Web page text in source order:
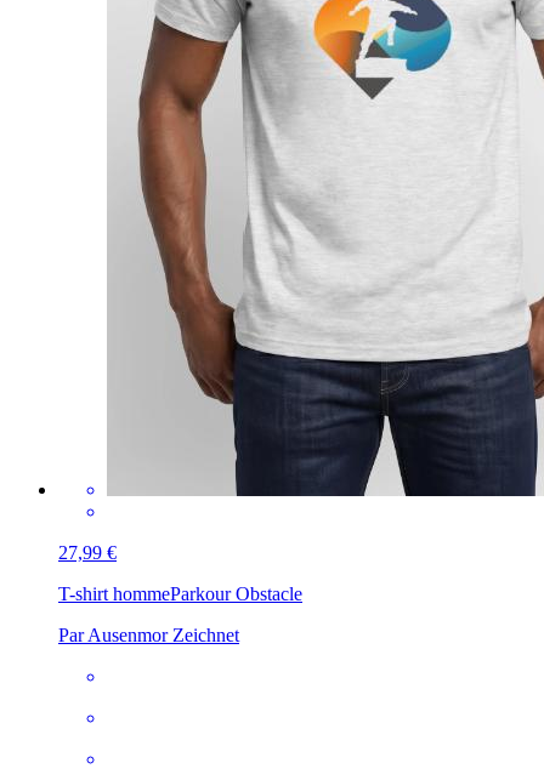
27,99 €
T-shirt hommeParkour Obstacle
Par Ausenmor Zeichnet